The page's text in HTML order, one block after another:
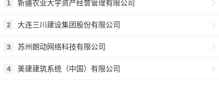
1 新疆农业大学资产经营管理有限公司
2 大连三川建设集团股份有限公司
3 苏州朗动网络科技有限公司
4 美建建筑系统（中国）有限公司